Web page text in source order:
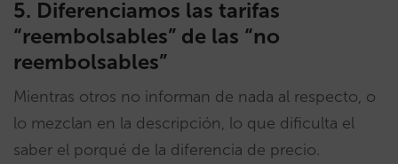
5. Diferenciamos las tarifas
“reembolsables” de las “no
reembolsables”
Mientras otros no informan de nada al respecto, o
lo mezclan en la descripción, lo que dificulta el
saber el porqué de la diferencia de precio.